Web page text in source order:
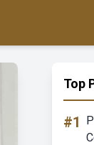
Top
#1